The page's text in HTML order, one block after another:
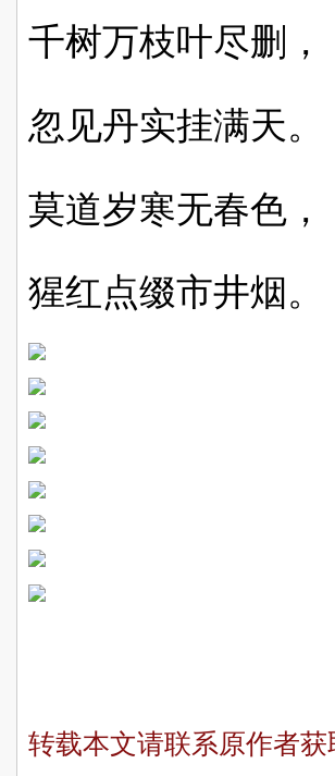
千树万枝叶尽删，
忽见丹实挂满天。
莫道岁寒无春色，
猩红点缀市井烟。
转载本文请联系原作者